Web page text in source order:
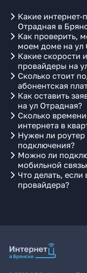
Какие
Отрадная в
Как проверить,
моем доме на ул
Какие скорости
провайдеры на
Сколько стоит
абонентская
Как оставить
на ул Отрадная?
Сколько
интернета в
Нужен ли роутер
подключения?
Можно ли
мобильной
Что делать,
провайдера?